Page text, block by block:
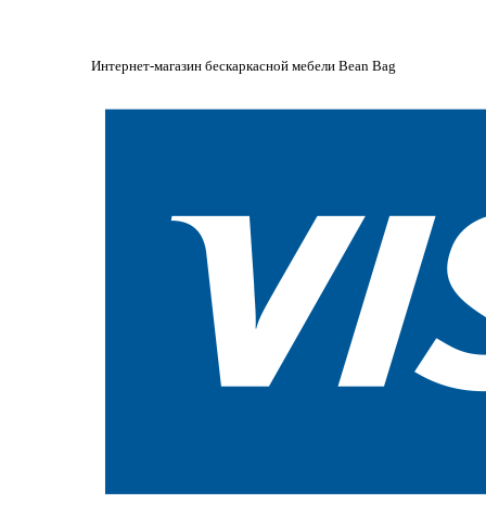
Интернет-магазин бескаркасной мебели Bean Bag